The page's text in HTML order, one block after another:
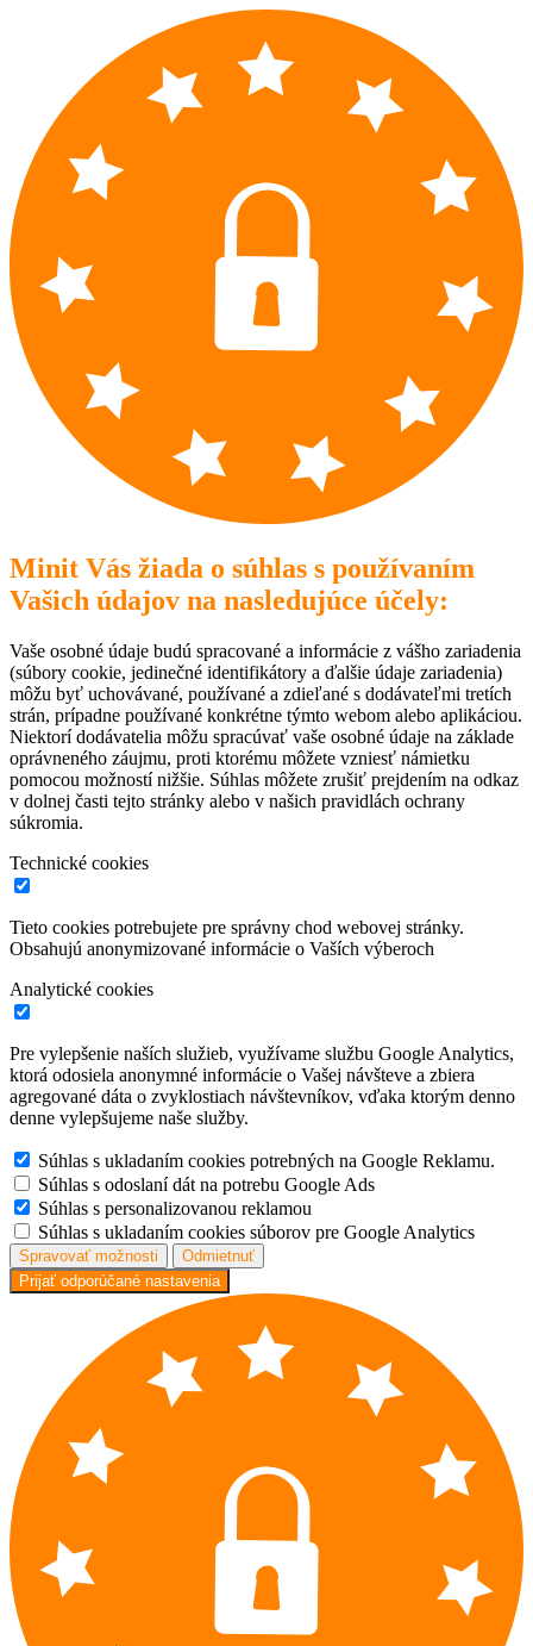
Minit Vás žiada o súhlas s používaním
Vašich údajov na nasledujúce účely:
Vaše osobné údaje budú spracované a informácie z vášho zariadenia
(súbory cookie, jedinečné identifikátory a ďalšie údaje zariadenia)
môžu byť uchovávané, používané a zdieľané s dodávateľmi tretích
strán, prípadne používané konkrétne týmto webom alebo aplikáciou.
Niektorí dodávatelia môžu spracúvať vaše osobné údaje na základe
oprávneného záujmu, proti ktorému môžete vzniesť námietku
pomocou možností nižšie. Súhlas môžete zrušiť prejdením na odkaz
v dolnej časti tejto stránky alebo v našich pravidlách ochrany
súkromia.
Technické cookies
Tieto cookies potrebujete pre správny chod webovej stránky.
Obsahujú anonymizované informácie o Vaších výberoch
Analytické cookies
Pre vylepšenie naších služieb, využívame službu Google Analytics,
ktorá odosiela anonymné informácie o Vašej návšteve a zbiera
agregované dáta o zvyklostiach návštevníkov, vďaka ktorým denno
denne vylepšujeme naše služby.
Súhlas s ukladaním cookies potrebných na Google Reklamu.
Súhlas s odoslaní dát na potrebu Google Ads
Súhlas s personalizovanou reklamou
Súhlas s ukladaním cookies súborov pre Google Analytics
Spravovať možnosti
Odmietnuť
Prijať odporúčané nastavenia